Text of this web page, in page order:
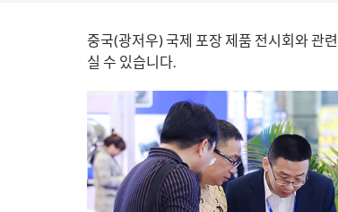
중국(광저우) 국제 포장 제품 전시회와 관
실 수 있습니다.